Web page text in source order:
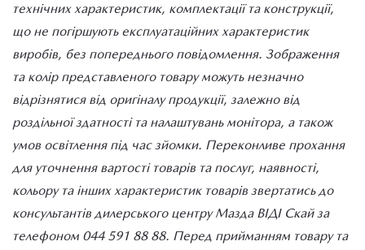
технічних характеристик, комплектації та конструкції,
що не погіршують експлуатаційних характеристик
виробів, без попереднього повідомлення. Зображення
та колір представленого товару можуть незначно
відрізнятися від оригіналу продукції, залежно від
роздільної здатності та налаштувань монітора, а також
умов освітлення під час зйомки. Переконливе прохання
для уточнення вартості товарів та послуг, наявності,
кольору та інших характеристик товарів звертатись до
консультантів дилерського центру Мазда ВІДІ Скай за
телефоном 044 591 88 88. Перед прийманням товару та